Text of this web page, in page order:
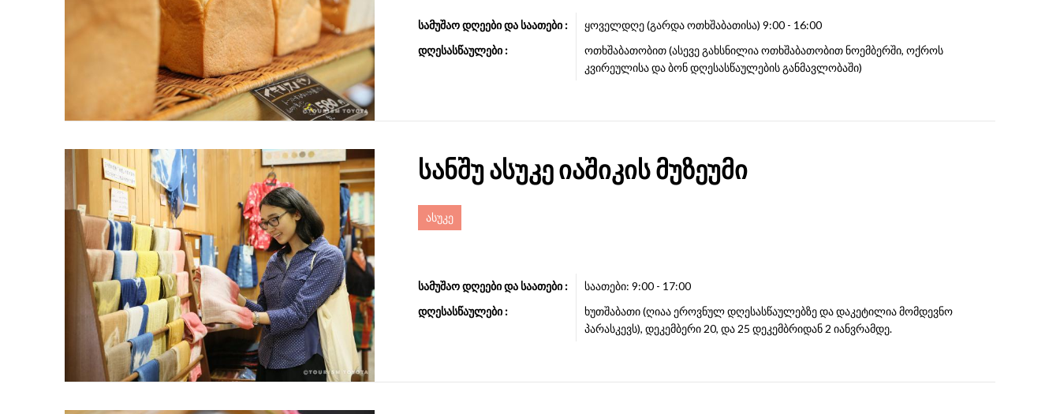
სამუშაო დღეები და საათები :
ყოველდღე (გარდა ოთხშაბათისა) 9:00 - 16:00
დღესასწაულები :
ოთხშაბათობით (ასევე გახსნილია ოთხშაბათობით ნოემბერში, ოქროს
კვირეულისა და ბონ დღესასწაულების განმავლობაში)
სანშუ ასუკე იაშიკის მუზეუმი
ასუკე
სამუშაო დღეები და საათები :
საათები: 9:00 - 17:00
დღესასწაულები :
ხუთშაბათი (ღიაა ეროვნულ დღესასწაულებზე და დაკეტილია მომდევნო
პარასკევს), დეკემბერი 20, და 25 დეკემბრიდან 2 იანვრამდე.